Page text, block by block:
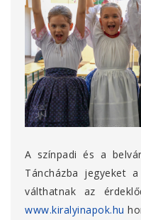
A színpadi és a
Táncházba jegyeket a
válthatnak az
www.kiralyinapok.hu